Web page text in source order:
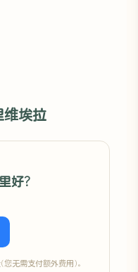
埃拉
好?
无需支付额外费用)。